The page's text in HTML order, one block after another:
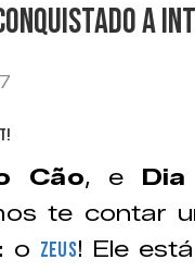
a
Cão, e
te contar
o Zeus! Ele